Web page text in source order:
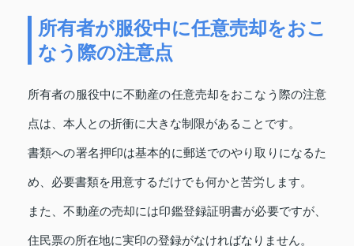
所有者が服役中に任意売却をおこ
なう際の注意点
所有者の服役中に不動産の任意売却をおこなう際の注意
点は、本人との折衝に大きな制限があることです。
書類への署名押印は基本的に郵送でのやり取りになるた
め、必要書類を用意するだけでも何かと苦労します。
また、不動産の売却には印鑑登録証明書が必要ですが、
住民票の所在地に実印の登録がなければなりません。